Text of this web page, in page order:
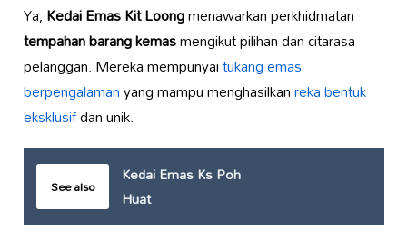
Ya,Kedai Emas Kit Loongmenawarkan perkhidmatan
tempahan barang kemasmengikut pilihan dan citarasa
pelanggan. Mereka mempunyaitukang emas
berpengalamanyang mampu menghasilkanreka bentuk
eksklusifdan unik.
See also
Kedai Emas Ks Poh
Huat